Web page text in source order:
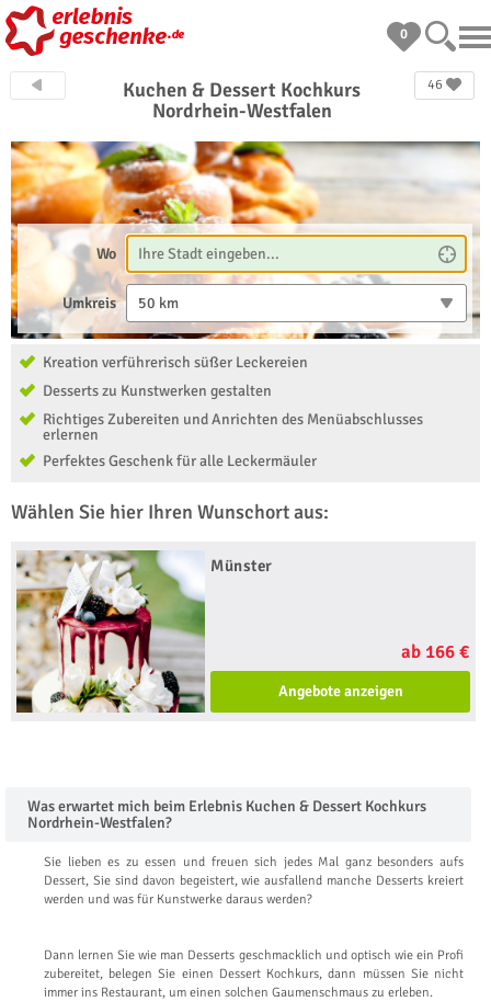
0
46
Kuchen & Dessert Kochkurs
Nordrhein-Westfalen
Wo
Umkreis 50 km
Kreation verführerisch süßer Leckereien
Desserts zu Kunstwerken gestalten
Richtiges Zubereiten und Anrichten des Menüabschlusses
erlernen
Perfektes Geschenk für alle Leckermäuler
Wählen Sie hier Ihren Wunschort aus:
Münster
ab 166 €
Angebote anzeigen
Was erwartet mich beim Erlebnis Kuchen & Dessert Kochkurs
Nordrhein-Westfalen?
Sie lieben es zu essen und freuen sich jedes Mal ganz besonders aufs
Dessert, Sie sind davon begeistert, wie ausfallend manche Desserts kreiert
werden und was für Kunstwerke daraus werden?
Dann lernen Sie wie man Desserts geschmacklich und optisch wie ein Profi
zubereitet, belegen Sie einen Dessert Kochkurs, dann müssen Sie nicht
immer ins Restaurant, um einen solchen Gaumenschmaus zu erleben.